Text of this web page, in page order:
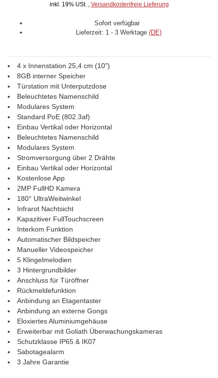
inkl. 19% USt. , Versandkostenfreie Lieferung
Sofort verfügbar
Lieferzeit: 1 - 3 Werktage (DE)
4 x Innenstation 25,4 cm (10")
8GB interner Speicher
Türstation mit Unterputzdose
Beleuchtetes Namenschild
Modulares System
Standard PoE (802.3af)
Einbau Vertikal oder Horizontal
Beleuchtetes Namenschild
Modulares System
Stromversorgung über 2 Drähte
Einbau Vertikal oder Horizontal
Kostenlose App
2MP FullHD Kamera
180° UltraWeitwinkel
Infrarot Nachtsicht
Kapazitiver FullTouchscreen
Interkom Funktion
Automatischer Bildspeicher
Manueller Videospeicher
5 Klingelmelodien
3 Hintergrundbilder
Anschluss für Türöffner
Rückmeldefunktion
Anbindung an Etagentaster
Anbindung an externe Gongs
Eloxiertes Aluminiumgehäuse
Erweiterbar mit Goliath Überwachungskameras
Schutzklasse IP65 & IK07
Sabotagealarm
3 Jahre Garantie